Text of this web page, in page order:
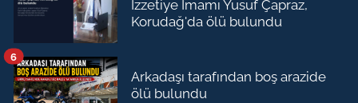
İzzetiye İmamı Yusuf Çapraz,
Korudağ'da ölü bulundu
Arkadaşı tarafından boş arazide
ölü bulundu
6